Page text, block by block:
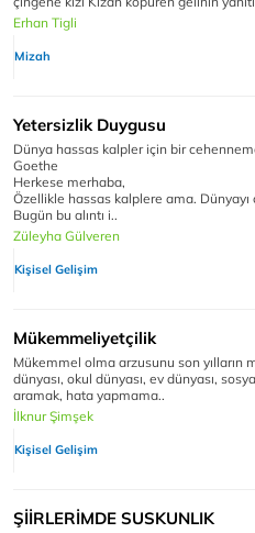
Erhan Tigli
Mizah
Yetersizlik Duygusu
Dünya hassas kalpler için bir
Goethe
Herkese merhaba,
Özellikle hassas kalplere ama.
Bugün bu alıntı i..
Züleyha Gülveren
Kişisel Gelişim
Mükemmeliyetçilik
Mükemmel olma arzusunu son yılların
dünyası, okul dünyası, ev dünyası,
aramak, hata yapmama..
İlknur Şimşek
Kişisel Gelişim
ŞİİRLERİMDE SUSKUNLIK